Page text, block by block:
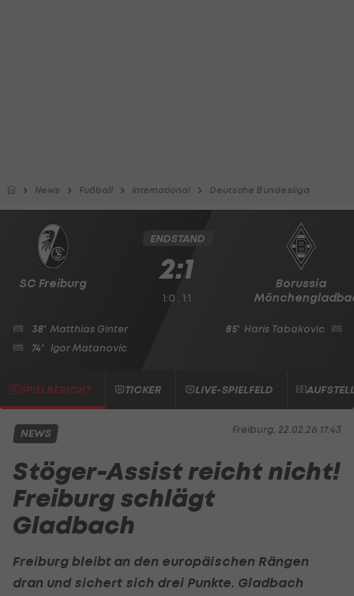
News Fußball International Deutsche Bundesliga
SC Freiburg
Borussia
ENDSTAND
2:1
1:0 , 1:1
38' Matthias Ginter
74' Igor Matanovic
85' Haris Tabakovic
SPIELBERICHT TICKER LIVE-SPIELFELD
Freiburg, 22.02.26 17:43
NEWS
Stöger-Assist reicht nicht!
Freiburg schlägt
Gladbach
Freiburg bleibt an den europäischen Rängen
dran und sichert sich drei Punkte. Gladbach